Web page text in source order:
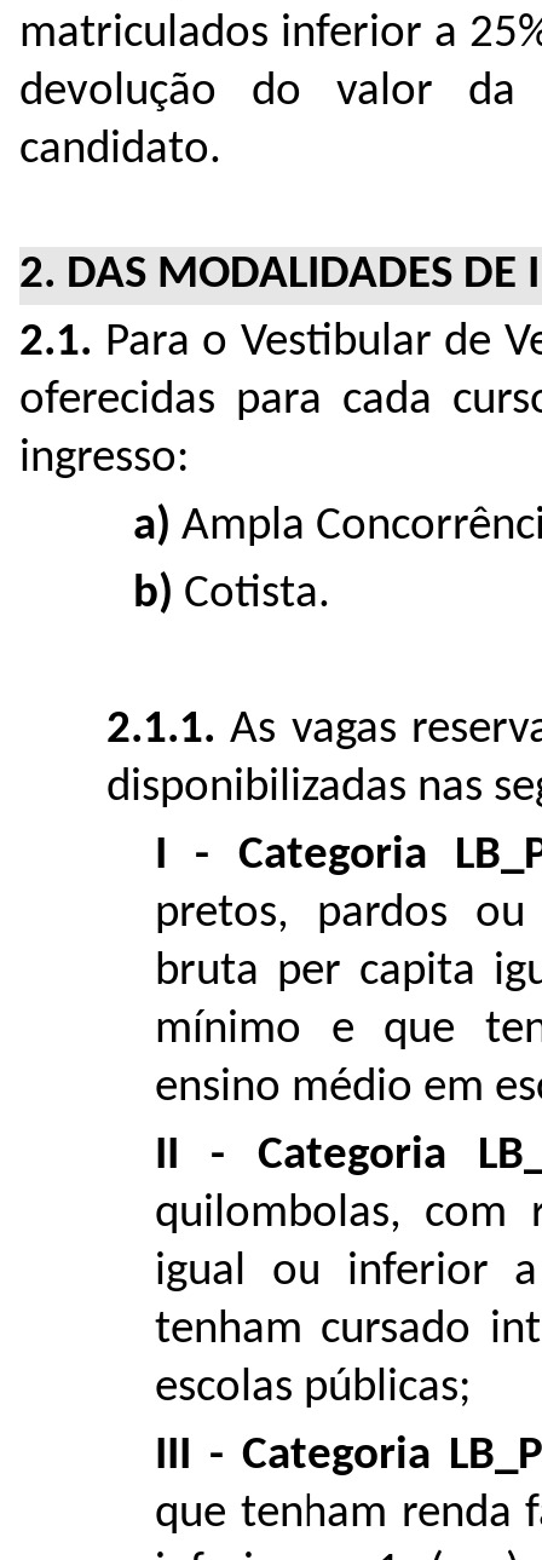
matriculados inferior a
devolução do valor da
candidato.
2. DAS MODALIDADES DE
2.1. Para o Vestibular de
oferecidas para cada
ingresso:
a) Ampla
b) Cotista.
2.1.1. As vagas
disponibilizadas nas
I - Categoria
pretos, pardos
bruta per capita
mínimo e que
ensino médio em
II - Categoria
quilombolas, com
igual ou inferior
tenham cursado
escolas públicas;
III - Categoria
que tenham renda